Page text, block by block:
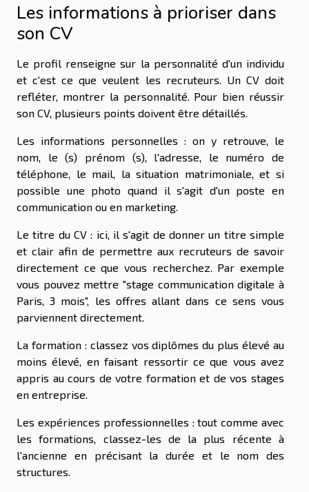
Les informations à prioriser dans
son CV
Le profil renseigne sur la personnalité d'un individu
et c'est ce que veulent les recruteurs. Un CV doit
refléter, montrer la personnalité. Pour bien réussir
son CV, plusieurs points doivent être détaillés.
Les informations personnelles : on y retrouve, le
nom, le (s) prénom (s), l'adresse, le numéro de
téléphone, le mail, la situation matrimoniale, et si
possible une photo quand il s'agit d'un poste en
communication ou en marketing.
Le titre du CV : ici, il s'agit de donner un titre simple
et clair afin de permettre aux recruteurs de savoir
directement ce que vous recherchez. Par exemple
vous pouvez mettre "stage communication digitale à
Paris, 3 mois", les offres allant dans ce sens vous
parviennent directement.
La formation : classez vos diplômes du plus élevé au
moins élevé, en faisant ressortir ce que vous avez
appris au cours de votre formation et de vos stages
en entreprise.
Les expériences professionnelles : tout comme avec
les formations, classez-les de la plus récente à
l'ancienne en précisant la durée et le nom des
structures.